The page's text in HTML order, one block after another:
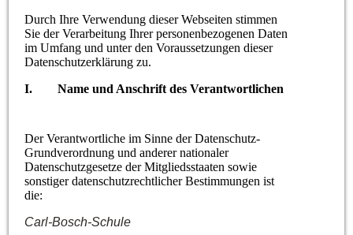
Durch Ihre Verwendung dieser Webseiten stimmen
Sie der Verarbeitung Ihrer personenbezogenen Daten
im Umfang und unter den Voraussetzungen dieser
Datenschutzerklärung zu.
I. Name und Anschrift des Verantwortlichen
Der Verantwortliche im Sinne der Datenschutz-
Grundverordnung und anderer nationaler
Datenschutzgesetze der Mitgliedsstaaten sowie
sonstiger datenschutzrechtlicher Bestimmungen ist
die:
Carl-Bosch-Schule